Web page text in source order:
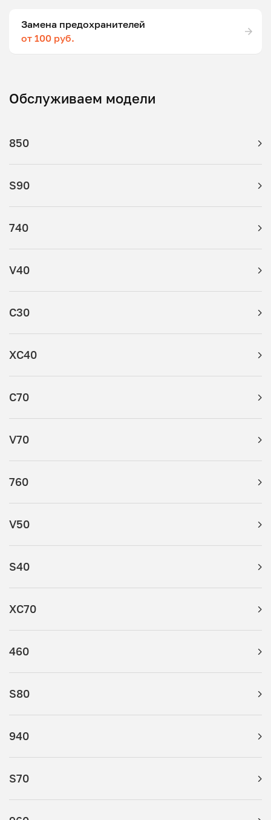
Замена предохранителей
от 100 руб.
Обслуживаем модели
850
S90
740
V40
C30
XC40
C70
V70
760
V50
S40
XC70
460
S80
940
S70